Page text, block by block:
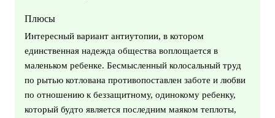
Плюсы
Интересный вариант антиутопии, в котором
единственная надежда общества воплощается в
маленьком ребенке. Бесмысленный колосальный труд
по рытью котлована противопоставлен заботе и любви
по отношению к беззащитному, одинокому ребенку,
который будто является последним маяком теплоты,